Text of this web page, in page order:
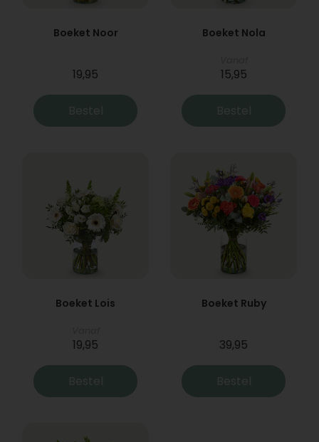
Boeket Noor
19,95
Bestel
Boeket Nola
15,95
Bestel
Boeket Lois
19,95
Bestel
Boeket Ruby
39,95
Bestel